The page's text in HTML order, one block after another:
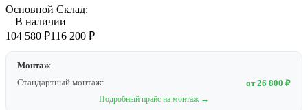
Основной Склад:
В наличии
104 580 ₽116 200 ₽
Монтаж
Стандартный монтаж:
от 26 800 ₽
Подробный прайс на монтаж →